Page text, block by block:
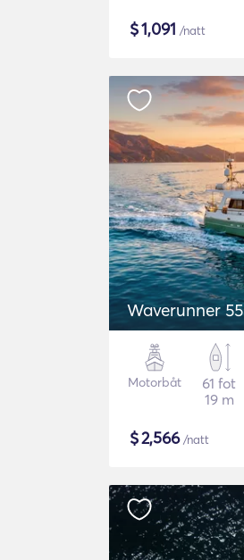
$1,091 /natt
Waverunner 55
Motorbåt
61 fot
19 m
$2,566/natt